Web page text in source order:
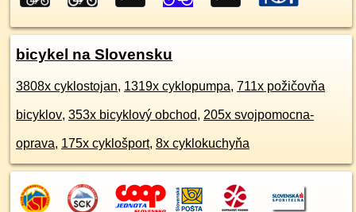
bicykel na Slovensku
3808x cyklostojan, 1319x cyklopumpa, 711x požičovňa
bicyklov, 353x bicyklový obchod, 205x svojpomocna-
oprava, 175x cyklošport, 8x cyklokuchyňa